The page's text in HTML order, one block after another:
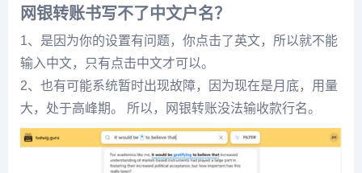
网银转账书写不了中文户名？
1、是因为你的设置有问题，你点击了英文，所以就不能
输入中文，只有点击中文才可以。
2、也有可能系统暂时出现故障，因为现在是月底，用量
大，处于高峰期。 所以，网银转账没法输收款行名。